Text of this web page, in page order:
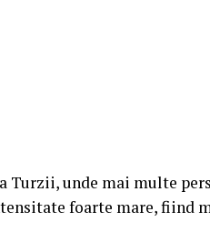
unde mai multe
foarte mare, fiind